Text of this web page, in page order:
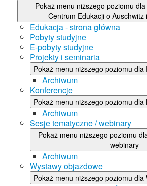
Pokaż menu niższego poziomu
Centrum Edukacji o Auschwitz
Edukacja - strona główna
Pobyty studyjne
E-pobyty studyjne
Projekty i seminaria
Pokaż menu niższego poziomu
Archiwum
Konferencje
Pokaż menu niższego poziomu dla
Archiwum
Sesje tematyczne / webinary
Pokaż menu niższego poziomu
webinary
Archiwum
Wystawy objazdowe
Pokaż menu niższego poziomu